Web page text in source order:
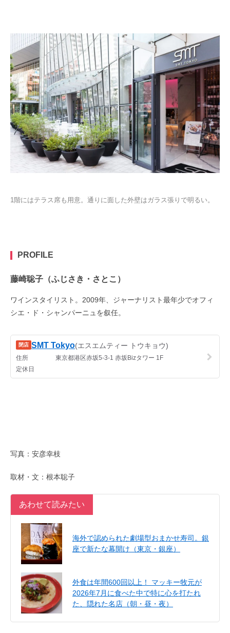
1階にはテラス席も用意。通りに面した外壁はガラス張りで明るい。
PROFILE
藤崎聡子（ふじさき・さとこ）
ワインスタイリスト。2009年、ジャーナリスト最年少でオフィ
シエ・ド・シャンパーニュを叙任。
写真：安彦幸枝
取材・文：根本聡子
あわせて読みたい
海外で認められた劇場型おまかせ寿司。銀
座で新たな幕開け（東京・銀座）
外食は年間600回以上！ マッキー牧元が
2026年7月に食べた中で特に心を打たれ
た、隠れた名店（朝・昼・夜）